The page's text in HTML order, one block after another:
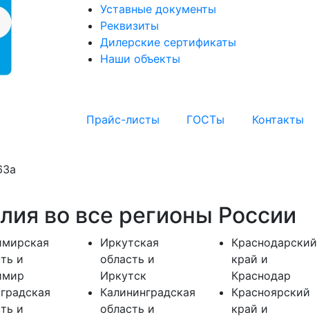
Уставные документы
Реквизиты
Дилерские сертификаты
Наши объекты
Прайс-листы
ГОСТы Контакты
во все регионы России
и
и
Иркутская
область и
Иркутск
Калининградская
область и
Краснодарский
край и
Краснодар
Красноярский
край и